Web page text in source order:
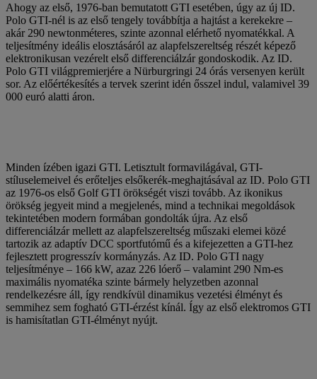
Ahogy az első, 1976-ban bemutatott GTI esetében, úgy az új ID.
Polo GTI-nél is az első tengely továbbítja a hajtást a kerekekre –
akár 290 newtonméteres, szinte azonnal elérhető nyomatékkal. A
teljesítmény ideális elosztásáról az alapfelszereltség részét képező
elektronikusan vezérelt első differenciálzár gondoskodik. Az ID.
Polo GTI világpremierjére a Nürburgringi 24 órás versenyen került
sor. Az előértékesítés a tervek szerint idén ősszel indul, valamivel 39
000 euró alatti áron.
Minden ízében igazi GTI. Letisztult formavilágával, GTI-
stíluselemeivel és erőteljes elsőkerék-meghajtásával az ID. Polo GTI
az 1976-os első Golf GTI örökségét viszi tovább. Az ikonikus
örökség jegyeit mind a megjelenés, mind a technikai megoldások
tekintetében modern formában gondolták újra. Az első
differenciálzár mellett az alapfelszereltség műszaki elemei közé
tartozik az adaptív DCC sportfutómű és a kifejezetten a GTI-hez
fejlesztett progresszív kormányzás. Az ID. Polo GTI nagy
teljesítménye – 166 kW, azaz 226 lóerő – valamint 290 Nm-es
maximális nyomatéka szinte bármely helyzetben azonnal
rendelkezésre áll, így rendkívül dinamikus vezetési élményt és
semmihez sem fogható GTI-érzést kínál. Így az első elektromos GTI
is hamisítatlan GTI-élményt nyújt.